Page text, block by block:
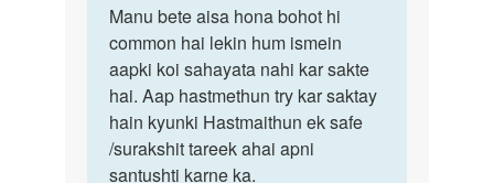
to
Muje
sex
karna
hai
by
Manu
Manu
bete
aisa
hona
bohot
hi…
Manu bete aisa hona bohot hi
common hai lekin hum ismein
aapki koi sahayata nahi kar sakte
hai. Aap hastmethun try kar saktay
hain kyunki Hastmaithun ek safe
/surakshit tareek ahai apni
santushti karne ka.